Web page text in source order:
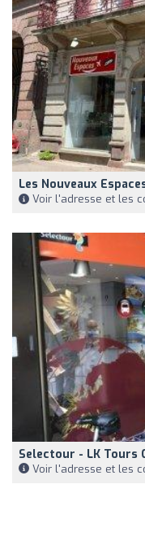
Les Nouveaux
Voir l'adresse et les
Selectour - LK Tours
Voir l'adresse et les